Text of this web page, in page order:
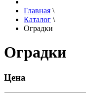
Главная \
Каталог \
Оградки
Оградки
Цена